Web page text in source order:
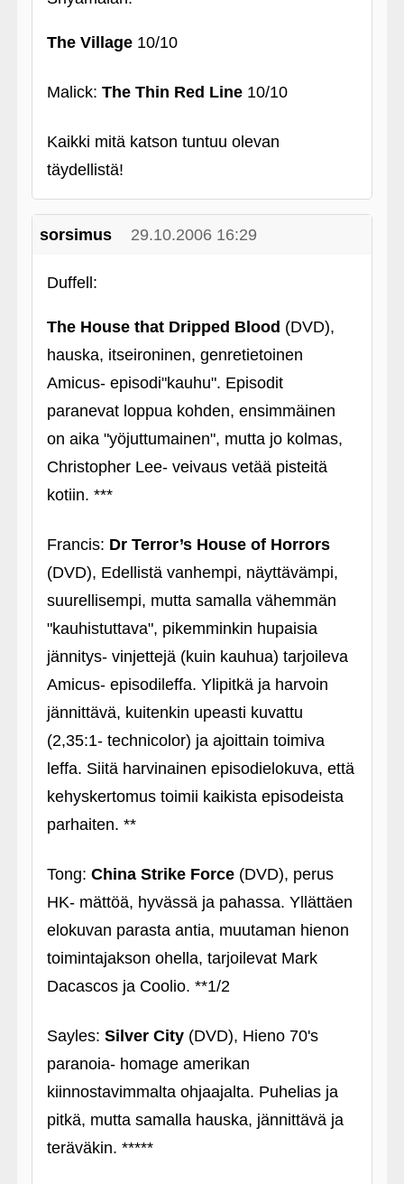
The Village10/10
Malick: The Thin Red Line10/10
Kaikki mitä katson tuntuu olevan
täydellistä!
sorsimus 29.10.2006 16:29
Duffell:
The House that Dripped Blood (DVD),
hauska, itseironinen, genretietoinen
Amicus- episodi"kauhu". Episodit
paranevat loppua kohden, ensimmäinen
on aika "yöjuttumainen", mutta jo kolmas,
Christopher Lee- veivaus vetää pisteitä
kotiin. ***
Francis: Dr Terror’s House of Horrors
(DVD), Edellistä vanhempi, näyttävämpi,
suurellisempi, mutta samalla vähemmän
"kauhistuttava", pikemminkin hupaisia
jännitys- vinjettejä (kuin kauhua) tarjoileva
Amicus- episodileffa. Ylipitkä ja harvoin
jännittävä, kuitenkin upeasti kuvattu
(2,35:1- technicolor) ja ajoittain toimiva
leffa. Siitä harvinainen episodielokuva, että
kehyskertomus toimii kaikista episodeista
parhaiten. **
Tong: China Strike Force(DVD), perus
HK- mättöä, hyvässä ja pahassa. Yllättäen
elokuvan parasta antia, muutaman hienon
toimintajakson ohella, tarjoilevat Mark
Dacascos ja Coolio. **1/2
Sayles: Silver City(DVD), Hieno 70's
paranoia- homage amerikan
kiinnostavimmalta ohjaajalta. Puhelias ja
pitkä, mutta samalla hauska, jännittävä ja
teräväkin. *****